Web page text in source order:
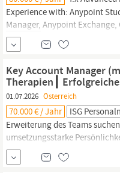
Experience with: Anypoint
Manager, Anypoint
of: API-led Connectivity, REST
transformations, Event-
SalesForce Sales Cloud,
Integration experience,
Key Account Manager
Therapien┃
01.07.2026 Österreich
70.000 € / Jahr ISG
Erweiterung des Teams
umsetzungsstarke
Niederösterreich und
übernehmen Sie die